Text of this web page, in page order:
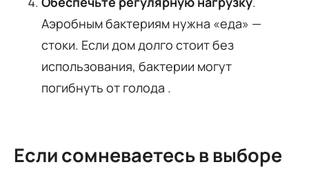
Аэробным бактериям нужна «еда» —
стоки. Если дом долго стоит без
использования, бактерии могут
погибнуть от голода .
Если сомневаетесь в выборе